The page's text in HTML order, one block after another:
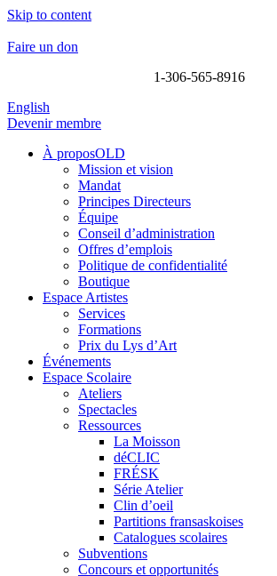
Skip to content
Faire un don
1-306-565-8916
English
Devenir membre
À proposOLD
Mission et vision
Mandat
Principes Directeurs
Équipe
Conseil d’administration
Offres d’emplois
Politique de confidentialité
Boutique
Espace Artistes
Services
Formations
Prix du Lys d’Art
Événements
Espace Scolaire
Ateliers
Spectacles
Ressources
La Moisson
déCLIC
FRÉSK
Série Atelier
Clin d’oeil
Partitions fransaskoises
Catalogues scolaires
Subventions
Concours et opportunités